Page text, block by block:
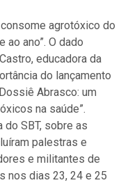
agrotóxico do
ano”. O dado
educadora da
do lançamento
Abrasco: um
na saúde”.
do SBT, sobre as
palestras e
e militantes de
nos dias 23, 24 e 25